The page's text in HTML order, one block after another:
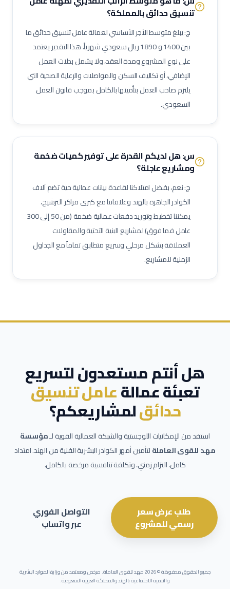
لحام ميج (MIG Welder)
مفتش اختبارات غير إتلافية (NDT)
مشرف أعمال سكلات / داربسين
مشرف أعمال عزل صناعي
مشرف أعمال دهان صناعي
فني رش رملي ودهان
مفتش طلاء وعزل
فني صيانة أثناء الإيقاف (Shutdown)
فني توربينات
فني معدات دوارة
مشغل عمليات إنتاج
مشغل غرفة تحكم
مسؤول سلامة وصحة مهنية (نفط وغاز)
مراقب حرائق وسلامة
منسق تصاريح عمل
مهندس أجهزة دقيقة
فني صمامات
فني اختبار هيدروليكي
مشغل اختبارات أحمال
فني وصول بالحبال (Rope Access)
مهندس تشغيل وتدشين
كبير مهندسين بحريين
مدير مشاريع
مهندس موقع
مسؤول سلامة وصحة مهنية
حاسب كميات
طاهي / شيف محترف
مقدم طعام / ويتر
مشرف خدمات غرف
عامل نظافة تجارية عامل تعبئة وتغليف
تنسيق حدائقبالمملكة؟
ج: يبلغ متوسط الأجر الأساسي لعمالةعامل تنسيق حدائقما
بين1400و1890ريال سعودي شهرياً. هذا التقدير يعتمد
على نوع المشروع ومدة العقد، ولا يشمل بدلات العمل
الإضافي، أو تكاليف السكن والمواصلات والرعاية الصحية التي
يلتزم صاحب العمل بتأمينها بالكامل بموجب قانون العمل
السعودي.
س: هل لديكم القدرة على توفير كميات ضخمة
ومشاريع عاجلة؟
ج: نعم، بفضل امتلاكنا لقاعدة بيانات عمالية حية تضم آلاف
الكوادر الجاهزة بالهند وعلاقاتنا مع كبرى مراكز الترشيح،
يمكننا تخطيط وتوريد دفعات عمالية ضخمة (من 50 إلى 300
عامل فما فوق) لمشاريع البنية التحتية والمقاولات
العملاقة بشكل مرحلي وسريع متطابق تماماً مع الجداول
الزمنية للمشاريع.
هل أنتم مستعدون لتسريع
تعبئة عمالةعامل تنسيق
حدائقلمشاريعكم؟
استفد من الإمكانيات اللوجستية والشبكة العمالية القوية لـمؤسسة
مهد للقوى العاملةلتأمين أمهر الكوادر البشرية الفنية من الهند. امتداد
كامل، التزام زمني، وتكلفة تنافسية مرخصة بالكامل.
طلب عرض سعر
رسمي للمشروع
التواصل الفوري
عبر واتساب
جميع الحقوق محفوظة ©2026مهد للقوى العاملة. مرخص ومعتمد من وزارة الموارد البشرية
والتنمية الاجتماعية بالهند والمملكة العربية السعودية.